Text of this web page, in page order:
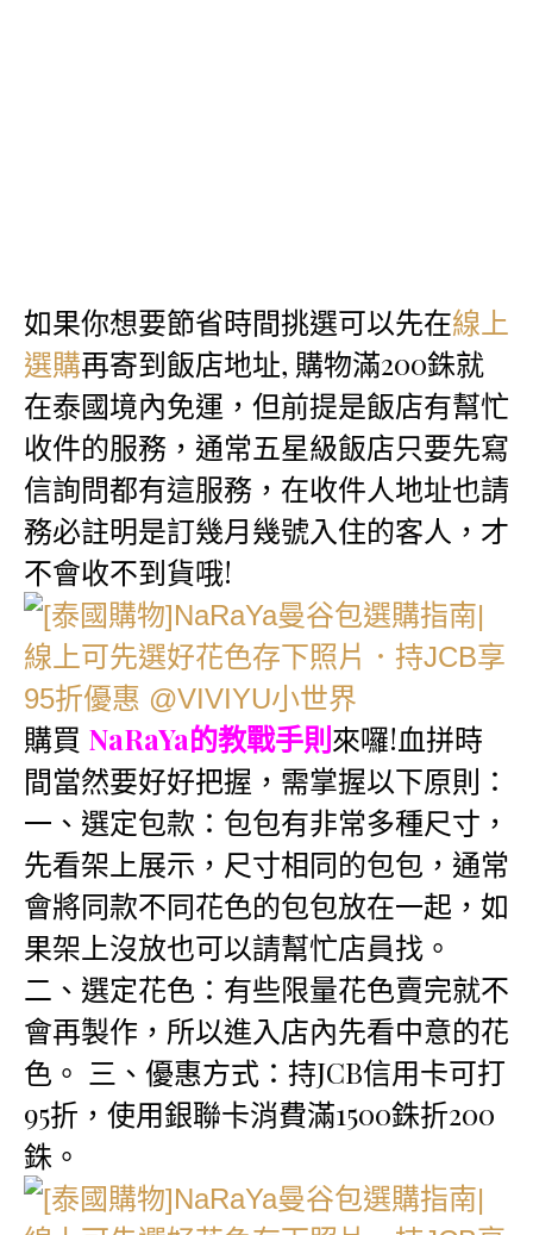
如果你想要節省時間挑選可以先在線上
選購再寄到飯店地址, 購物滿200銖就
在泰國境內免運，但前提是飯店有幫忙
收件的服務，通常五星級飯店只要先寫
信詢問都有這服務，在收件人地址也請
務必註明是訂幾月幾號入住的客人，才
不會收不到貨哦!
購買 NaRaYa的教戰手則來囉!血拼時
間當然要好好把握，需掌握以下原則：
一、選定包款：包包有非常多種尺寸，
先看架上展示，尺寸相同的包包，通常
會將同款不同花色的包包放在一起，如
果架上沒放也可以請幫忙店員找。
二、選定花色：有些限量花色賣完就不
會再製作，所以進入店內先看中意的花
色。 三、優惠方式：持JCB信用卡可打
95折，使用銀聯卡消費滿1500銖折200
銖。